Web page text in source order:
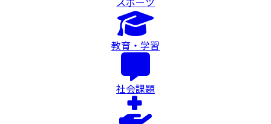
教育・学習
社会課題